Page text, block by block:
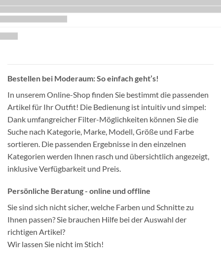
Bestellen bei Moderaum: So einfach geht’s!
In unserem Online-Shop finden Sie bestimmt die passenden
Artikel für Ihr Outfit! Die Bedienung ist intuitiv und simpel:
Dank umfangreicher Filter-Möglichkeiten können Sie die
Suche nach Kategorie, Marke, Modell, Größe und Farbe
sortieren. Die passenden Ergebnisse in den einzelnen
Kategorien werden Ihnen rasch und übersichtlich angezeigt,
inklusive Verfügbarkeit und Preis.
Persönliche Beratung - online und offline
Sie sind sich nicht sicher, welche Farben und Schnitte zu
Ihnen passen? Sie brauchen Hilfe bei der Auswahl der
richtigen Artikel?
Wir lassen Sie nicht im Stich!